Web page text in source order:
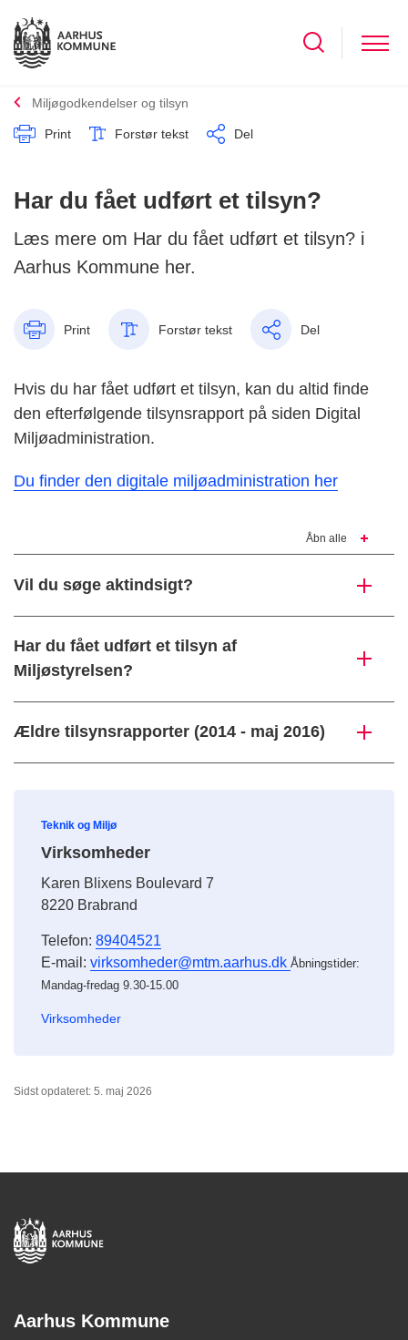
Miljøgodkendelser og tilsyn
Print Forstør tekst Del
Har du fået udført et tilsyn?
Læs mere om Har du fået udført et tilsyn? i
Aarhus Kommune her.
Print Forstør tekst Del
Hvis du har fået udført et tilsyn, kan du altid finde
den efterfølgende tilsynsrapport på siden Digital
Miljøadministration.
Du finder den digitale miljøadministration her
Åbn alle
Vil du søge aktindsigt?
Har du fået udført et tilsyn af
Miljøstyrelsen?
Ældre tilsynsrapporter (2014 - maj 2016)
Teknik og Miljø
Virksomheder
Karen Blixens Boulevard 7
8220 Brabrand
Telefon: 89404521
E-mail: virksomheder@mtm.aarhus.dk Åbningstider:
Mandag-fredag 9.30-15.00
Virksomheder
Sidst opdateret: 5. maj 2026
Aarhus Kommune